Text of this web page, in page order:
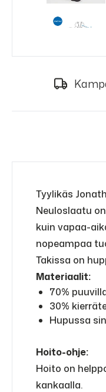
Tyylikäs
Neuloslaatu
kuin vapaa-
nopeampaa
Takissa on
Materiaalit:
70%
30%
Hupussa
Hoito-ohje:
Hoito on
kankaalla.